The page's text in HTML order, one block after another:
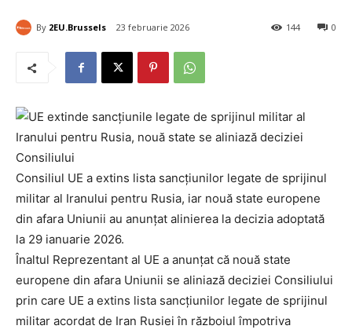
By 2EU.Brussels 23 februarie 2026 0
144
Consiliul UE a extins lista sancțiunilor legate de sprijinul
militar al Iranului pentru Rusia, iar nouă state europene
din afara Uniunii au anunțat alinierea la decizia adoptată
la 29 ianuarie 2026.
Înaltul Reprezentant al UE a anunțat că nouă state
europene din afara Uniunii se aliniază deciziei Consiliului
prin care UE a extins lista sancțiunilor legate de sprijinul
militar acordat de Iran Rusiei în războiul împotriva